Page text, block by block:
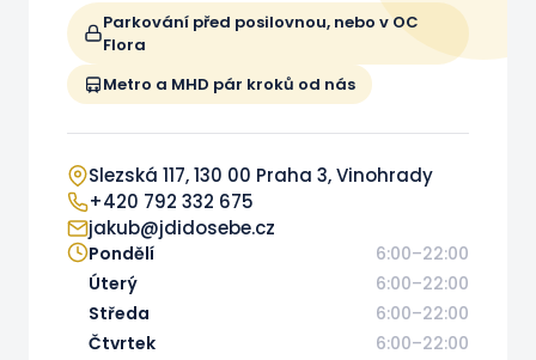
Parkování před posilovnou, nebo v OC
Flora
Metro a MHD pár kroků od nás
Slezská 117, 130 00 Praha 3, Vinohrady
+420 792 332 675
jakub@jdidosebe.cz
Pondělí
6:00–22:00
Úterý
6:00–22:00
Středa
6:00–22:00
Čtvrtek
6:00–22:00